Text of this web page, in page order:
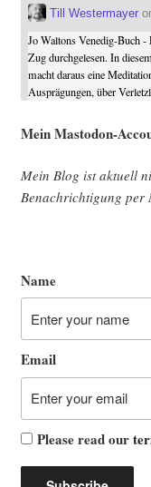
Till Westermayer
Jo Waltons Venedig-Buch
Zug durchgelesen. In
macht daraus eine
Ausprägungen, über
Mein Mast­o­don-
Mein Blog ist aktu­ell
Benach­rich­ti­gung per
Name
Email
Please read our